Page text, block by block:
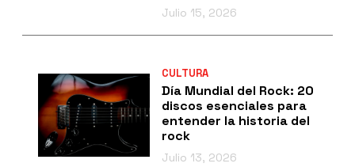
Julio 15, 2026
CULTURA
Día Mundial del Rock: 20
discos esenciales para
entender la historia del
rock
Julio 13, 2026